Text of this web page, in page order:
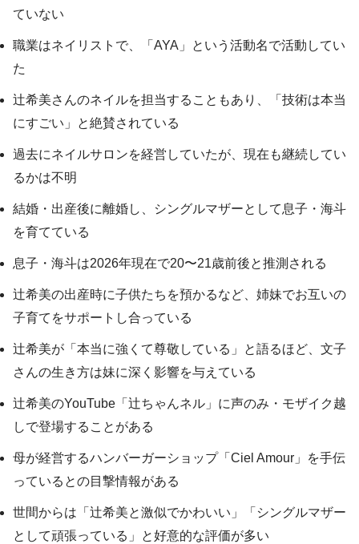
ていない
職業はネイリストで、「AYA」という活動名で活動してい
た
辻希美さんのネイルを担当することもあり、「技術は本当
にすごい」と絶賛されている
過去にネイルサロンを経営していたが、現在も継続してい
るかは不明
結婚・出産後に離婚し、シングルマザーとして息子・海斗
を育てている
息子・海斗は2026年現在で20〜21歳前後と推測される
辻希美の出産時に子供たちを預かるなど、姉妹でお互いの
子育てをサポートし合っている
辻希美が「本当に強くて尊敬している」と語るほど、文子
さんの生き方は妹に深く影響を与えている
辻希美のYouTube「辻ちゃんネル」に声のみ・モザイク越
しで登場することがある
母が経営するハンバーガーショップ「Ciel Amour」を手伝
っているとの目撃情報がある
世間からは「辻希美と激似でかわいい」「シングルマザー
として頑張っている」と好意的な評価が多い